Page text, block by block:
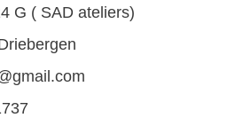
G ( SAD ateliers)